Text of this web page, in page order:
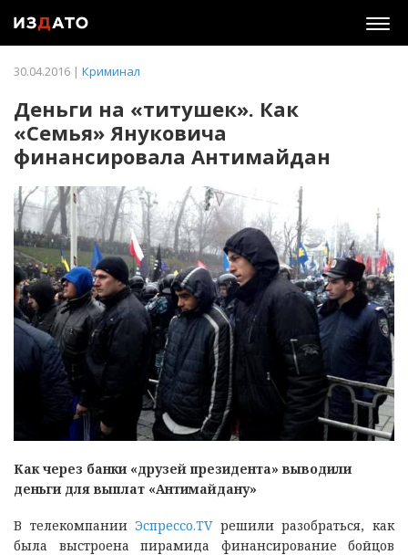
30.04.2016 | Криминал
Деньги на «титушек». Как
«Семья» Януковича
финансировала Антимайдан
Как через банки «друзей президента» выводили
деньги для выплат «Антимайдану»
В телекомпанииЭспрессо.TVрешили разобраться, как
была выстроена пирамида финансирование бойцов